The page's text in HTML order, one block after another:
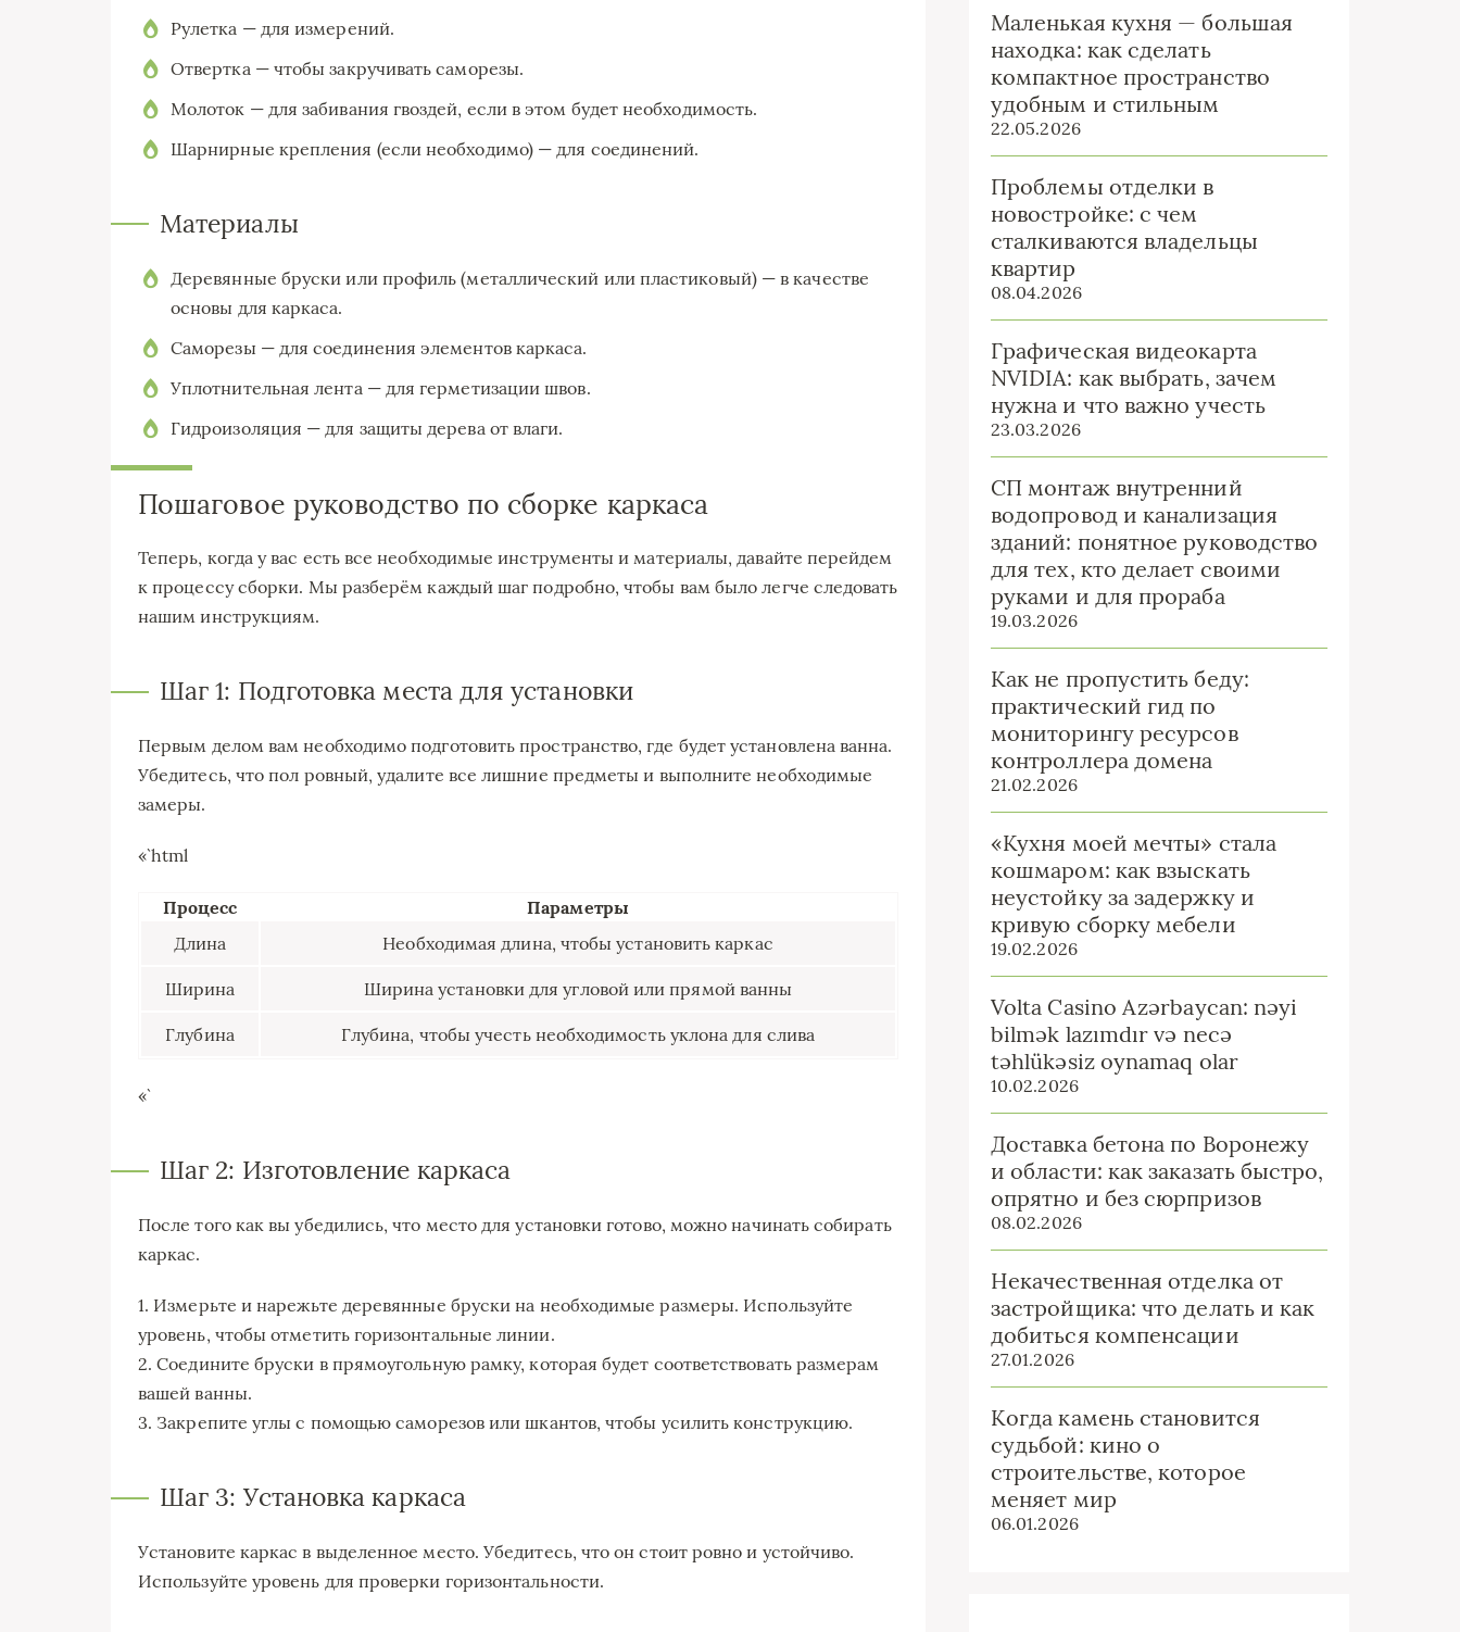
Рулетка — для измерений.
Отвертка — чтобы закручивать саморезы.
Молоток — для забивания гвоздей, если в этом будет необходимость.
Шарнирные крепления (если необходимо) — для соединений.
Материалы
Деревянные бруски или профиль (металлический или пластиковый) — в качестве
основы для каркаса.
Саморезы — для соединения элементов каркаса.
Уплотнительная лента — для герметизации швов.
Гидроизоляция — для защиты дерева от влаги.
Пошаговое руководство по сборке каркаса
Теперь, когда у вас есть все необходимые инструменты и материалы, давайте перейдем
к процессу сборки. Мы разберём каждый шаг подробно, чтобы вам было легче следовать
нашим инструкциям.
Шаг 1: Подготовка места для установки
Первым делом вам необходимо подготовить пространство, где будет установлена ванна.
Убедитесь, что пол ровный, удалите все лишние предметы и выполните необходимые
замеры.
«`html
Процесс
Параметры
Длина
Необходимая длина, чтобы установить каркас
Ширина Ширина установки для угловой или прямой ванны
Глубина Глубина, чтобы учесть необходимость уклона для слива
«`
Шаг 2: Изготовление каркаса
После того как вы убедились, что место для установки готово, можно начинать собирать
каркас.
1. Измерьте и нарежьте деревянные бруски на необходимые размеры. Используйте
уровень, чтобы отметить горизонтальные линии.
2. Соедините бруски в прямоугольную рамку, которая будет соответствовать размерам
вашей ванны.
3. Закрепите углы с помощью саморезов или шкантов, чтобы усилить конструкцию.
Шаг 3: Установка каркаса
Установите каркас в выделенное место. Убедитесь, что он стоит ровно и устойчиво.
Используйте уровень для проверки горизонтальности.
Маленькая кухня — большая
находка: как сделать
компактное пространство
удобным и стильным
22.05.2026
Проблемы отделки в
новостройке: с чем
сталкиваются владельцы
квартир
08.04.2026
Графическая видеокарта
NVIDIA: как выбрать, зачем
нужна и что важно учесть
23.03.2026
СП монтаж внутренний
водопровод и канализация
зданий: понятное руководство
для тех, кто делает своими
руками и для прораба
19.03.2026
Как не пропустить беду:
практический гид по
мониторингу ресурсов
контроллера домена
21.02.2026
«Кухня моей мечты» стала
кошмаром: как взыскать
неустойку за задержку и
кривую сборку мебели
19.02.2026
Volta Casino Azərbaycan: nəyi
bilmək lazımdır və necə
təhlükəsiz oynamaq olar
10.02.2026
Доставка бетона по Воронежу
и области: как заказать быстро,
опрятно и без сюрпризов
08.02.2026
Некачественная отделка от
застройщика: что делать и как
добиться компенсации
27.01.2026
Когда камень становится
судьбой: кино о
строительстве, которое
меняет мир
06.01.2026